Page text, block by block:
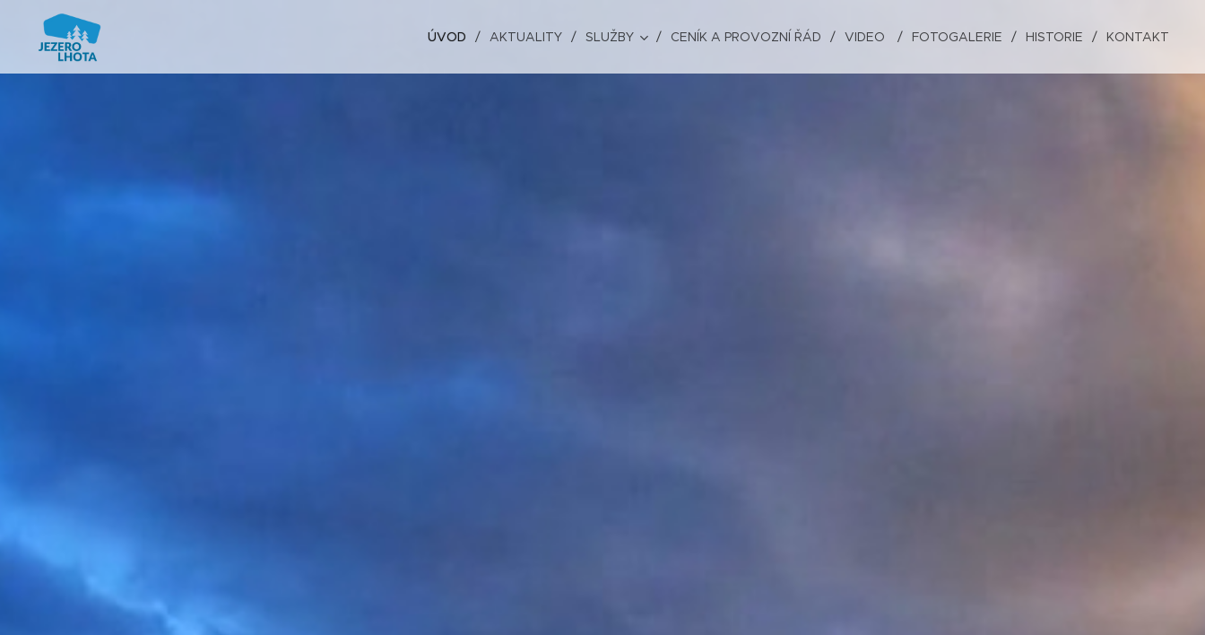
ÚVOD AKTUALITY SLUŽBY CENÍK A PROVOZNÍ ŘÁD VIDEO FOTOGALERIE HISTORIE KONTAKT